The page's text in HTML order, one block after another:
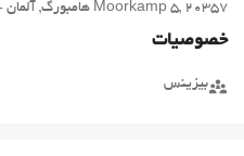
Moorkamp 5, 20357 هامبورگ, آلمان - هامبورگ.
خصوصیات
بیزینس